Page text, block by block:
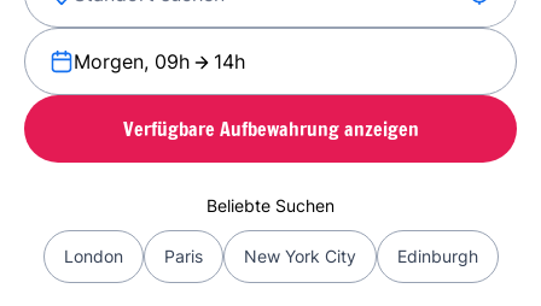
Morgen, 09h 14h
Verfügbare Aufbewahrung anzeigen
Beliebte Suchen
London Paris New York City Edinburgh